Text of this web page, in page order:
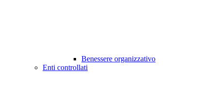
Benessere organizzativo
Enti controllati